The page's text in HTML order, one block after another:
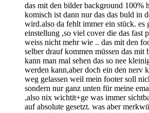
das mit den bilder background 100%
komisch ist dann nur das das buld in
wird.also da fehlt immer ein stück. es
einstellung ,so viel cover die das fast
weiss nicht mehr wie .. das mit den
selber drauf kommen müssen das mit
kann man mal sehen das so nee
werden kann,aber doch ein den nerv
weg gelassen weil mein footer soll
sondern nur ganz unten für meine
,also nix wichtit+ge was immer
auf absolute gesetzt. was aber